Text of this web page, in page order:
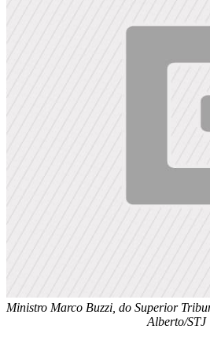
Ministro Marco Buzzi, do Superior
Alberto/STJ